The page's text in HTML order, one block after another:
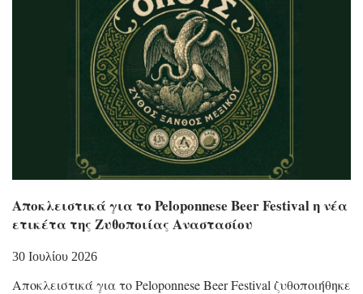
Αποκλειστικά για το Peloponnese Beer Festival η νέα
ετικέτα της Ζυθοποιίας Αναστασίου
30 Ιουλίου 2026
Αποκλειστικά για το Peloponnese Beer Festival ζυθοποιήθηκε